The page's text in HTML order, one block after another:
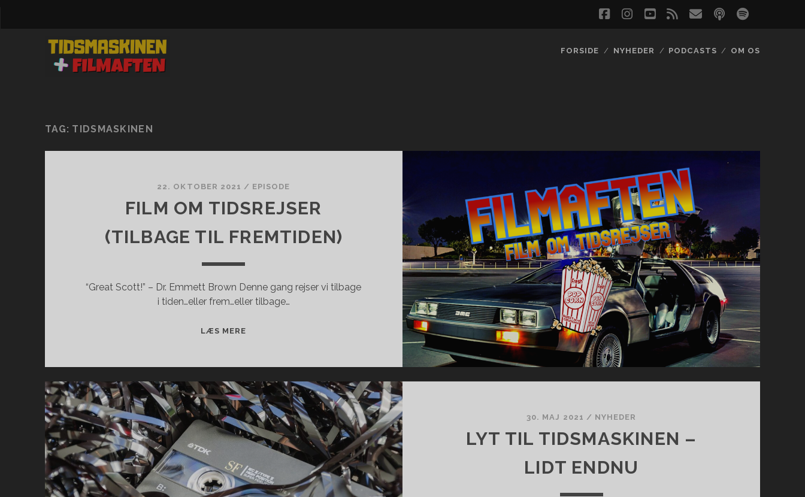
facebookinstagram
youtube
rss emailpodcastspotify
FORSIDE NYHEDER PODCASTS OM OS
TAG: TIDSMASKINEN
22. OKTOBER 2021 / EPISODE
FILM OM TIDSREJSER
(TILBAGE TIL FREMTIDEN)
“Great Scott!” – Dr. Emmett Brown Denne gang rejser vi tilbage
i tiden…eller frem…eller tilbage…
LÆS MERE
TIL
FREMTIDEN)
30. MAJ 2021 / NYHEDER
LYT TIL TIDSMASKINEN –
LIDT ENDNU